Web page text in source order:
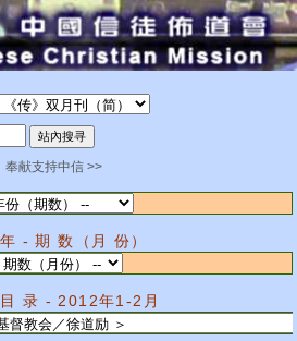
奉献支持中信 >>
- 期 数（月 份）
录 - 2012年1-2月